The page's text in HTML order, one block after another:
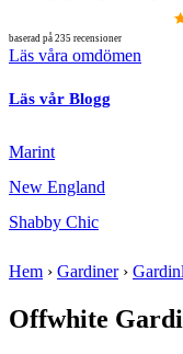
baserad på 235 recensioner
Läs våra omdömen
Läs vår Blogg
Marint
New England
Shabby Chic
Hem › Gardiner›
Offwhite